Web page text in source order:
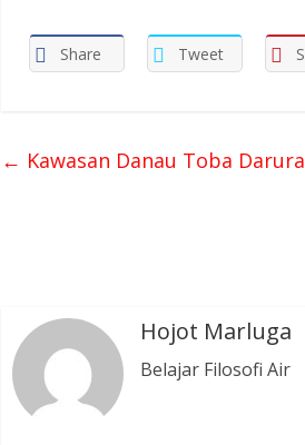
Share Tweet
← Kawasan Danau Toba
Hojot Marluga
Belajar Filosofi Air